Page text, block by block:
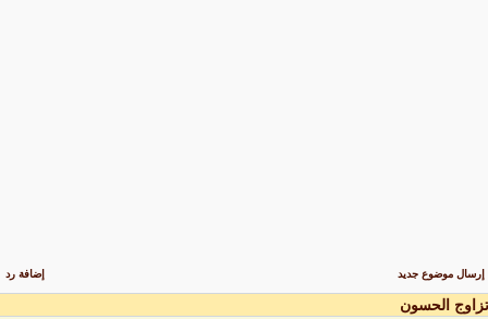
إرسال موضوع جديد إضافة رد
الحسون